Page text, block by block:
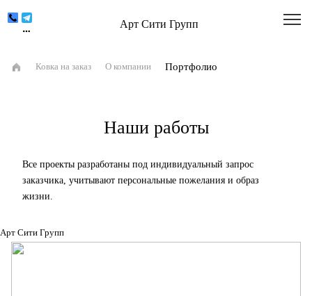
Ковка на заказ О компании Портфолио
Арт Сити Групп
Наши работы
Все проекты разработаны под индивидуальный запрос
заказчика, учитывают персональные пожелания и образ
жизни.
Арт Сити Групп